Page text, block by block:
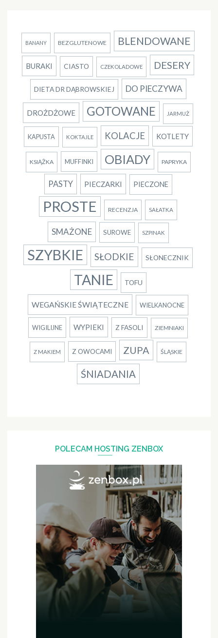
BANANY BEZGLUTENOWE BLENDOWANE
BURAKI CIASTO CZEKOLADOWE DESERY
DIETA DR DĄBROWSKIEJ DO PIECZYWA
DROŻDŻOWE GOTOWANE JARMUŻ
KAPUSTA KOKTAJLE KOLACJE KOTLETY
KSIĄŻKA MUFFINKI OBIADY PAPRYKA
PASTY PIECZARKI PIECZONE
PROSTE RECENZJA SAŁATKA
SMAŻONE SUROWE SZPINAK
SZYBKIE SŁODKIE SŁONECZNIK
TANIE TOFU
WEGAŃSKIE ŚWIĄTECZNE WIELKANOCNE
WIGILIJNE WYPIEKI Z FASOLI ZIEMNIAKI
Z MAKIEM Z OWOCAMI ZUPA ŚLĄSKIE
ŚNIADANIA
POLECAM HOSTING ZENBOX